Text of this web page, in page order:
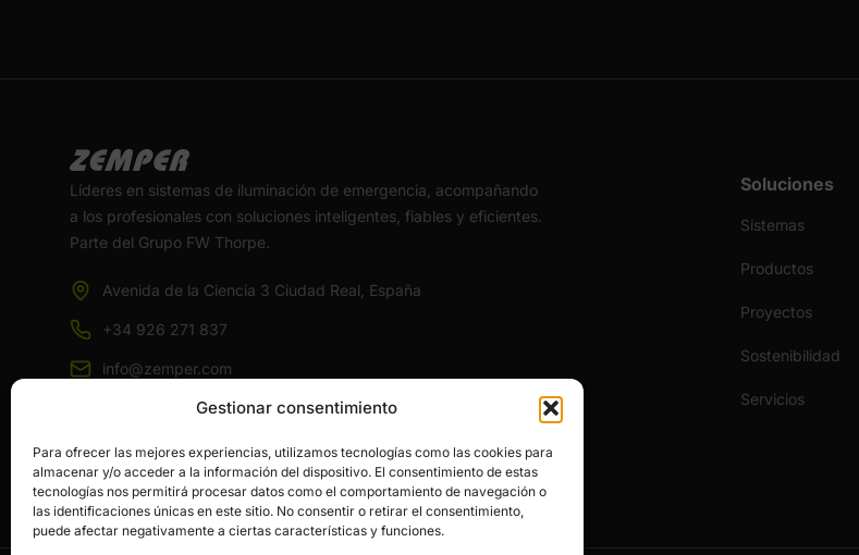
Gestionar consentimiento
Para ofrecer las mejores experiencias, utilizamos tecnologías como las cookies para
almacenar y/o acceder a la información del dispositivo. El consentimiento de estas
tecnologías nos permitirá procesar datos como el comportamiento de navegación o
las identificaciones únicas en este sitio. No consentir o retirar el consentimiento,
puede afectar negativamente a ciertas características y funciones.
Líderes en sistemas de iluminación de emergencia, acompañando
a los profesionales con soluciones inteligentes, fiables y eficientes.
Parte del Grupo FW Thorpe.
Avenida de la Ciencia 3 Ciudad Real, España
+34 926 271 837
info@zemper.com
Soluciones
Sistemas
Productos
Proyectos
Sostenibilidad
Servicios